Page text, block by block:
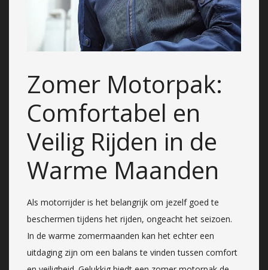
Zomer Motorpak:
Comfortabel en
Veilig Rijden in de
Warme Maanden
Als motorrijder is het belangrijk om jezelf goed te
beschermen tijdens het rijden, ongeacht het seizoen.
In de warme zomermaanden kan het echter een
uitdaging zijn om een balans te vinden tussen comfort